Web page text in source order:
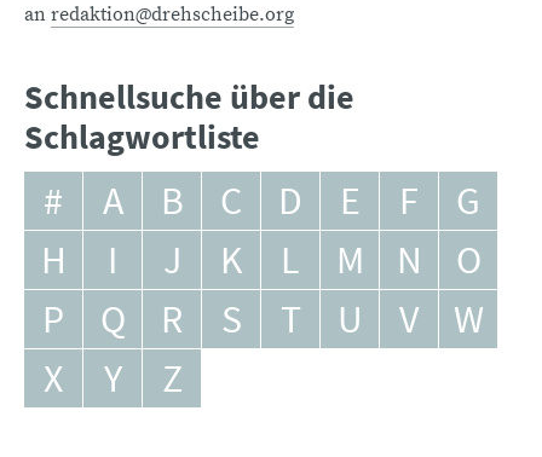
an redaktion@drehscheibe.org
Schnellsuche über die
Schlagwortliste
# A B C D E F
G
H
I J K L M N
O
P
Q R S T U V
W
X
Y Z